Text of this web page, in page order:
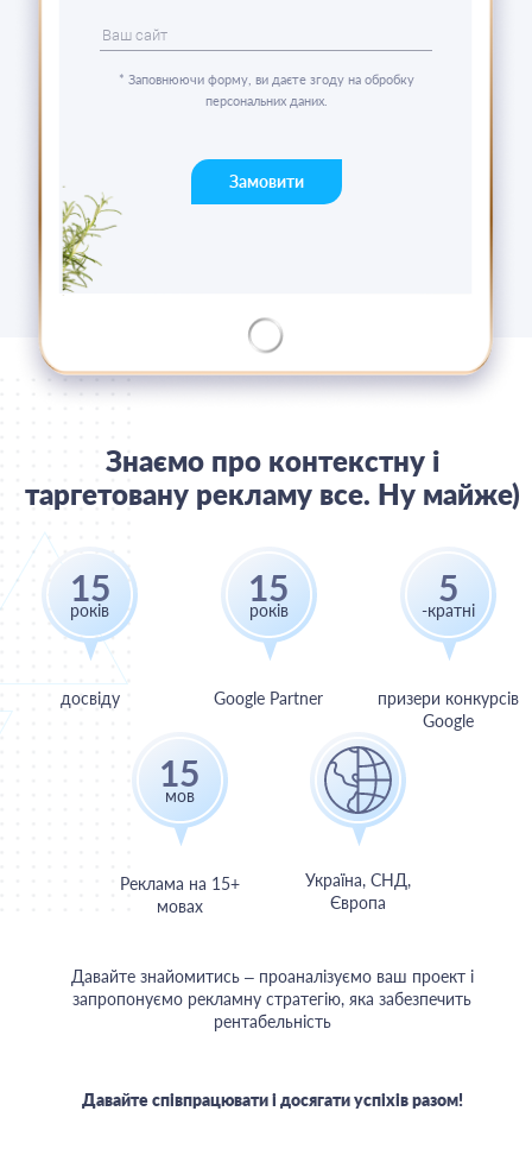
* Заповнюючи форму, ви даєте згоду на обробку
персональних даних.
Замовити
Знаємо про контекстну і
таргетовану рекламу все. Ну майже)
17
років
досвіду
16
років
Google Partner
5
-кратні
призери конкурсів
Google
15
мов
Реклама на 15+
мовах
Україна, СНД,
Європа
Давайте знайомитись – проаналізуємо ваш проект і
запропонуємо рекламну стратегію, яка забезпечить
рентабельність
Давайте співпрацювати і досягати успіхів разом!